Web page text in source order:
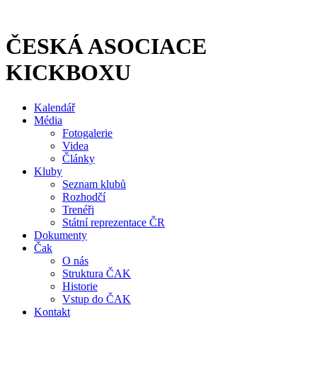
obsahu
ČESKÁ ASOCIACE
KICKBOXU
Kalendář
Média
Fotogalerie
Videa
Články
Kluby
Seznam klubů
Rozhodčí
Trenéři
Státní reprezentace ČR
Dokumenty
Čak
O nás
Struktura ČAK
Historie
Vstup do ČAK
Kontakt